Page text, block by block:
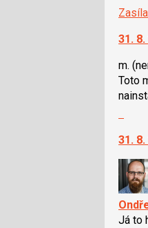
31.
m.
Toto
K
31.
Já to